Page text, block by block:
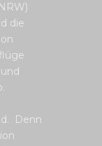
die
Denn